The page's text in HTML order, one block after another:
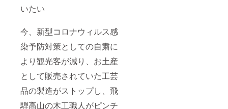
いたい
今、新型コロナウィルス感
染予防対策としての自粛に
より観光客が減り、お土産
として販売されていた工芸
品の製造がストップし、飛
騨高山の木工職人がピンチ